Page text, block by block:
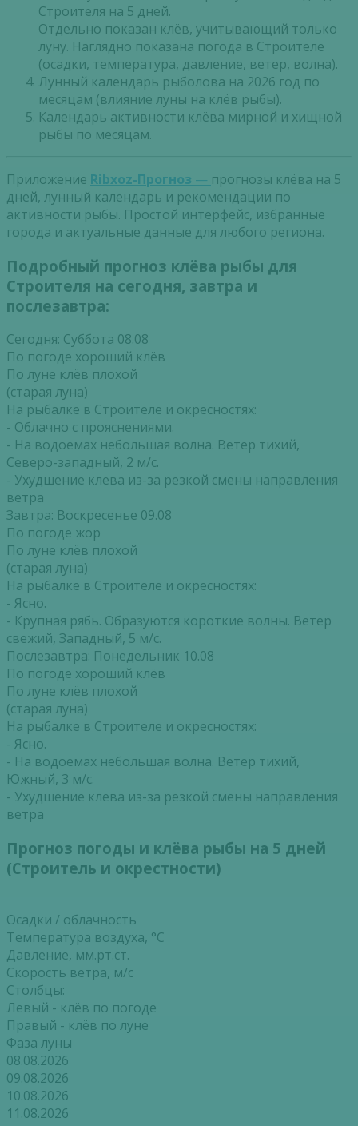
Строителя на 5 дней.
Отдельно показан клёв, учитывающий только
луну. Наглядно показана погода в Строителе
(осадки, температура, давление, ветер, волна).
Лунный календарь рыболова на 2026 год по
месяцам (влияние луны на клёв рыбы).
Календарь активности клёва мирной и хищной
рыбы по месяцам.
Приложение Ribxoz-Прогноз — прогнозы клёва на 5
дней, лунный календарь и рекомендации по
активности рыбы. Простой интерфейс, избранные
города и актуальные данные для любого региона.
Подробный прогноз клёва рыбы для
Строителя на сегодня, завтра и
послезавтра:
Сегодня: Суббота 08.08
По погоде хороший клёв
По луне клёв плохой
(старая луна)
На рыбалке в Строителе и окресностях:
- Облачно с прояснениями.
- На водоемах небольшая волна. Ветер тихий,
Северо-западный, 2 м/с.
- Ухудшение клева из-за резкой смены направления
ветра
Завтра: Воскресенье 09.08
По погоде жор
По луне клёв плохой
(старая луна)
На рыбалке в Строителе и окресностях:
- Ясно.
- Крупная рябь. Образуются короткие волны. Ветер
свежий, Западный, 5 м/с.
Послезавтра: Понедельник 10.08
По погоде хороший клёв
По луне клёв плохой
(старая луна)
На рыбалке в Строителе и окресностях:
- Ясно.
- На водоемах небольшая волна. Ветер тихий,
Южный, 3 м/с.
- Ухудшение клева из-за резкой смены направления
ветра
Прогноз погоды и клёва рыбы на 5 дней
(Строитель и окрестности)
Осадки / облачность
Температура воздуха, °С
Давление, мм.рт.ст.
Скорость ветра, м/с
Столбцы:
Левый - клёв по погоде
Правый - клёв по луне
Фаза луны
08.08.2026
09.08.2026
10.08.2026
11.08.2026